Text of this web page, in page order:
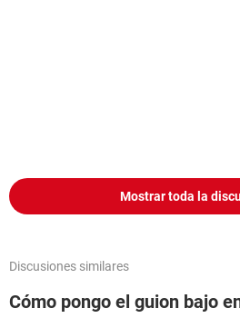
Mostrar toda la
Discusiones similares
Cómo pongo el guion bajo